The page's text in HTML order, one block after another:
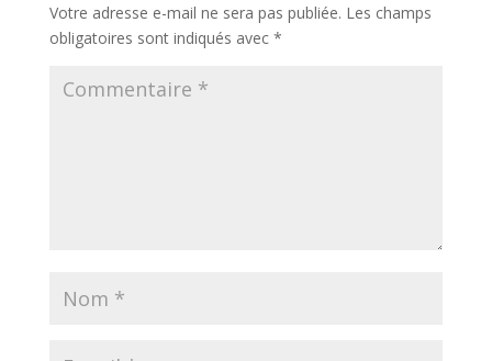
Votre adresse e-mail ne sera pas publiée. Les champs
obligatoires sont indiqués avec *